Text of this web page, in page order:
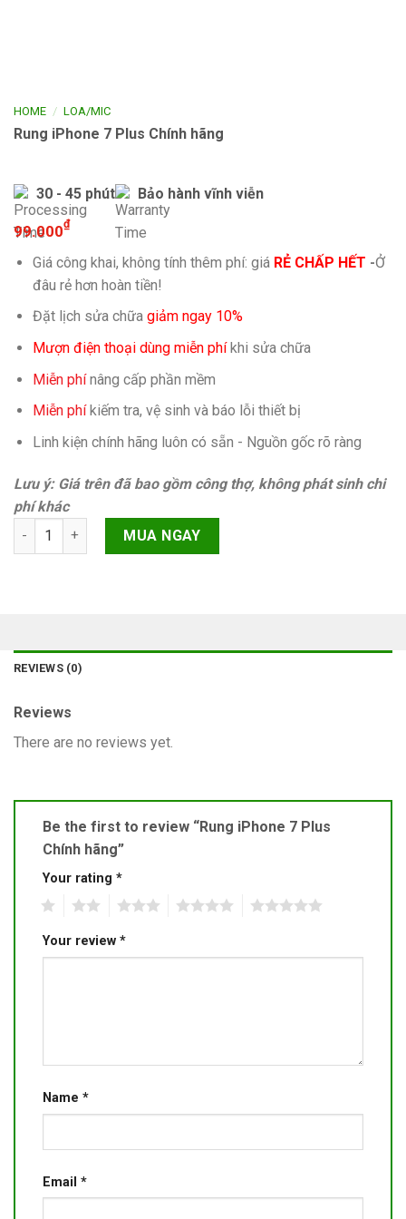
HOME / LOA/MIC
Rung iPhone 7 Plus Chính hãng
30 - 45 phút Bảo hành vĩnh viễn
99.000₫
Giá công khai, không tính thêm phí: giá RẺ CHẤP HẾT -Ở
đâu rẻ hơn hoàn tiền!
Đặt lịch sửa chữa giảm ngay 10%
Mượn điện thoại dùng miễn phíkhi sửa chữa
Miễn phínâng cấp phần mềm
Miễn phíkiếm tra, vệ sinh và báo lỗi thiết bị
Linh kiện chính hãng luôn có sẵn - Nguồn gốc rõ ràng
Lưu ý: Giá trên đã bao gồm công thợ, không phát sinh chi
phí khác
Rung iPhone 7 Plus Chính hãng quantity
MUA NGAY
REVIEWS (0)
Reviews
There are no reviews yet.
Be the first to review “Rung iPhone 7 Plus
Chính hãng”
Your rating *
Your review *
Name *
Email *